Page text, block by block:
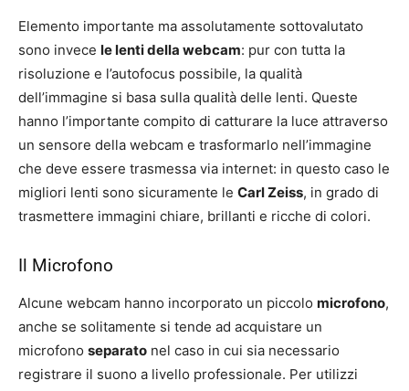
Elemento importante ma assolutamente sottovalutato
sono invece le lenti della webcam: pur con tutta la
risoluzione e l’autofocus possibile, la qualità
dell’immagine si basa sulla qualità delle lenti. Queste
hanno l’importante compito di catturare la luce attraverso
un sensore della webcam e trasformarlo nell’immagine
che deve essere trasmessa via internet: in questo caso le
migliori lenti sono sicuramente le Carl Zeiss, in grado di
trasmettere immagini chiare, brillanti e ricche di colori.
Il Microfono
Alcune webcam hanno incorporato un piccolo microfono,
anche se solitamente si tende ad acquistare un
microfono separato nel caso in cui sia necessario
registrare il suono a livello professionale. Per utilizzi